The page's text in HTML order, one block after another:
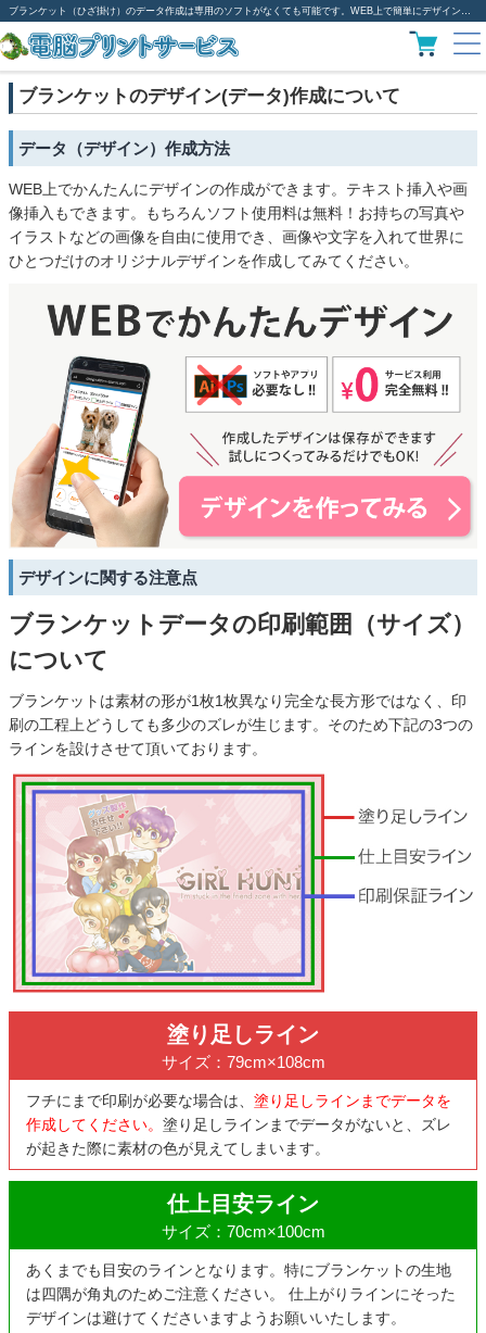
ブランケット（ひざ掛け）のデータ作成は専用のソフトがなくても可能です。WEB上で簡単にデザイン作成
ブランケットのデザイン(データ)作成について
データ（デザイン）作成方法
WEB上でかんたんにデザインの作成ができます。テキスト挿入や画
像挿入もできます。もちろんソフト使用料は無料！お持ちの写真や
イラストなどの画像を自由に使用でき、画像や文字を入れて世界に
ひとつだけのオリジナルデザインを作成してみてください。
デザインに関する注意点
ブランケットデータの印刷範囲（サイズ）
について
ブランケットは素材の形が1枚1枚異なり完全な長方形ではなく、印
刷の工程上どうしても多少のズレが生じます。そのため下記の3つの
ラインを設けさせて頂いております。
塗り足しライン
サイズ：79cm×108cm
フチにまで印刷が必要な場合は、 塗り足しラインまでデータを
作成してください。 塗り足しラインまでデータがないと、ズレ
が起きた際に素材の色が見えてしまいます。
仕上目安ライン
サイズ：70cm×100cm
あくまでも目安のラインとなります。特にブランケットの生地
は四隅が角丸のためご注意ください。 仕上がりラインにそった
デザインは避けてくださいますようお願いいたします。